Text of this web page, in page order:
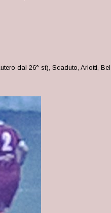
dal 26° st), Scaduto, Ariotti,